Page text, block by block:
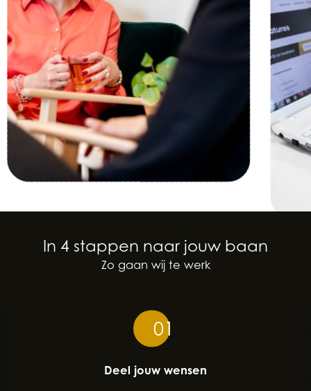
In 4 stappen naar jouw baan
Zo gaan wij te werk
01
Deel jouw wensen